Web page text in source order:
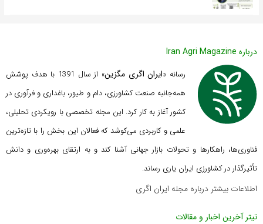
درباره Iran Agri Magazine
رسانه «ایران اگری مگزین
» از سال 1391 با هدف پوشش
همه‌جانبه صنعت کشاورزی، دام و طیور، باغداری و فرآوری در
کشور آغاز به کار کرد. این مجله تخصصی با رویکردی تحلیلی،
علمی و کاربردی می‌کوشد که فعالان این بخش را با تازه‌ترین
فناوری‌ها، راهکارها و تحولات بازار جهانی آشنا کند و به ارتقای بهره‌وری و دانش
تأثیرگذار در کشاورزی ایران یاری رساند.
اطلاعات بیشتر درباره مجله ایران اگری
تیتر آخرین اخبار و مقالات